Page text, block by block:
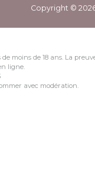
Copyright ©
moins de 18 ans. La
ligne.
avec modération.